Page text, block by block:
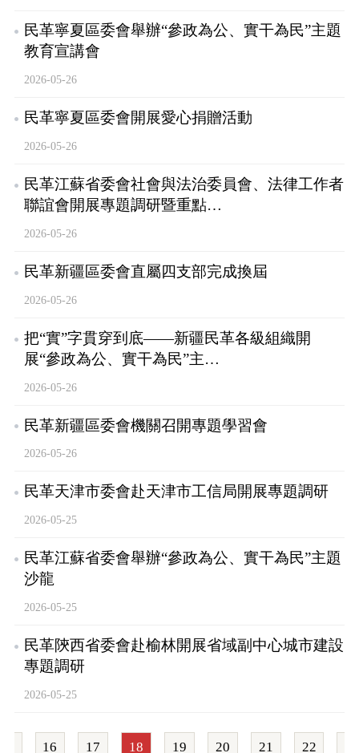
民革寧夏區委會舉辦“參政為公、實干為民”主題
教育宣講會
2026-05-26
民革寧夏區委會開展愛心捐贈活動
2026-05-26
民革江蘇省委會社會與法治委員會、法律工作者
聯誼會開展專題調研暨重點…
2026-05-26
民革新疆區委會直屬四支部完成換屆
2026-05-26
把“實”字貫穿到底——新疆民革各級組織開
展“參政為公、實干為民”主…
2026-05-26
民革新疆區委會機關召開專題學習會
2026-05-26
民革天津市委會赴天津市工信局開展專題調研
2026-05-25
民革江蘇省委會舉辦“參政為公、實干為民”主題
沙龍
2026-05-25
民革陝西省委會赴榆林開展省域副中心城市建設
專題調研
2026-05-25
16 17 18 19 20 21 22